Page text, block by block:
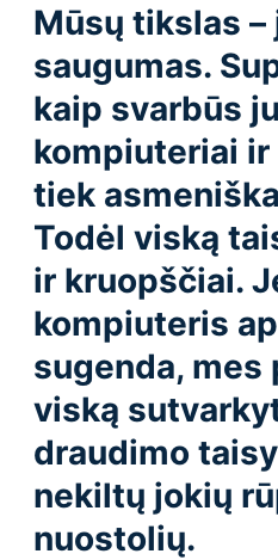
Mūsų tikslas
saugumas.
kaip svarbūs
kompiuteriai ir
tiek
Todėl viską
ir kruopščiai.
kompiuteris
sugenda, mes
viską
draudimo
nekiltų jokių
nuostolių.